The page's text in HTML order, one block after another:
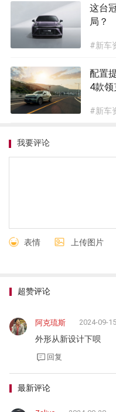
这台
局？
#新车
配置
4款
#新车
我要评论
表情 上传图片
超赞评论
阿克琉斯 2024-09-15
外形从新设计下呗
回复
最新评论